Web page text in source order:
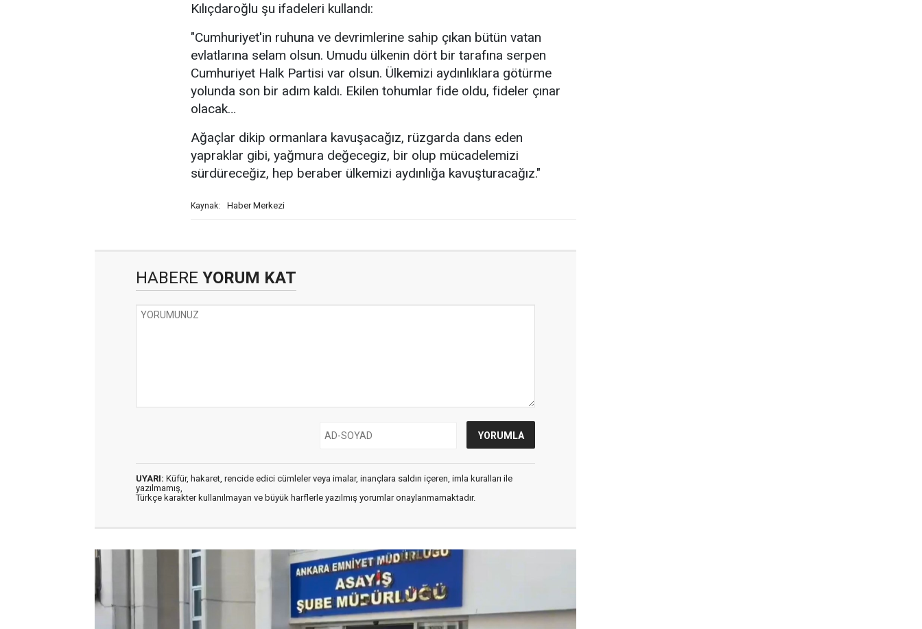
Kılıçdaroğlu şu ifadeleri kullandı:
"Cumhuriyet'in ruhuna ve devrimlerine sahip çıkan bütün vatan
evlatlarına selam olsun. Umudu ülkenin dört bir tarafına serpen
Cumhuriyet Halk Partisi var olsun. Ülkemizi aydınlıklara götürme
yolunda son bir adım kaldı. Ekilen tohumlar fide oldu, fideler çınar
olacak…
Ağaçlar dikip ormanlara kavuşacağız, rüzgarda dans eden
yapraklar gibi, yağmura değecegiz, bir olup mücadelemizi
sürdüreceğiz, hep beraber ülkemizi aydınlığa kavuşturacağız."
Kaynak: Haber Merkezi
HABERE YORUM KAT
UYARI: Küfür, hakaret, rencide edici cümleler veya imalar, inançlara saldırı içeren, imla kuralları ile
yazılmamış,
Türkçe karakter kullanılmayan ve büyük harflerle yazılmış yorumlar onaylanmamaktadır.